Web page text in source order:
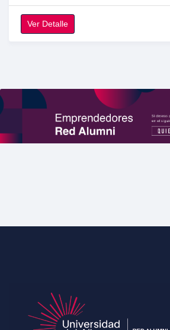
Ver Detalle